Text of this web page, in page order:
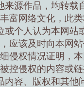
来源作品，均转载
富网络文化，此
或个人认为本网站
应该及时向本网
侵权情况证明，
控侵权的内容或链
内容、版权和其他